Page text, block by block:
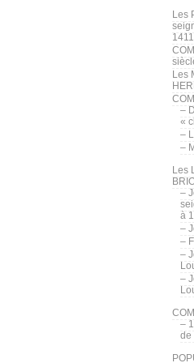
Les
Les
–
«
–
–
Les
–
à
–
–
–
–
–
de